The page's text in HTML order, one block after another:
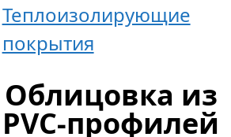
Теплоизолирующие
покрытия
Облицовка из
PVC-профилей